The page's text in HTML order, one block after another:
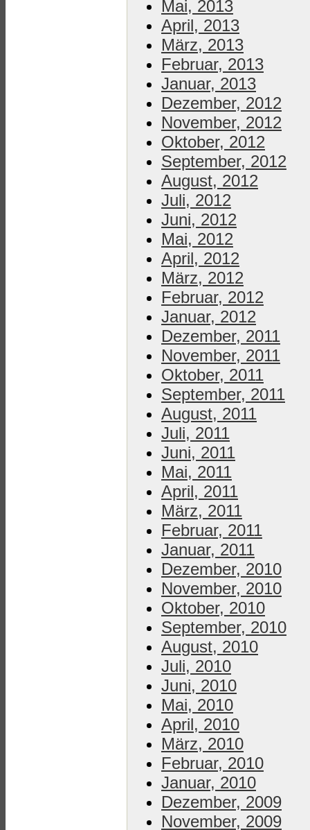
Mai, 2013
April, 2013
März, 2013
Februar, 2013
Januar, 2013
Dezember, 2012
November, 2012
Oktober, 2012
September, 2012
August, 2012
Juli, 2012
Juni, 2012
Mai, 2012
April, 2012
März, 2012
Februar, 2012
Januar, 2012
Dezember, 2011
November, 2011
Oktober, 2011
September, 2011
August, 2011
Juli, 2011
Juni, 2011
Mai, 2011
April, 2011
März, 2011
Februar, 2011
Januar, 2011
Dezember, 2010
November, 2010
Oktober, 2010
September, 2010
August, 2010
Juli, 2010
Juni, 2010
Mai, 2010
April, 2010
März, 2010
Februar, 2010
Januar, 2010
Dezember, 2009
November, 2009